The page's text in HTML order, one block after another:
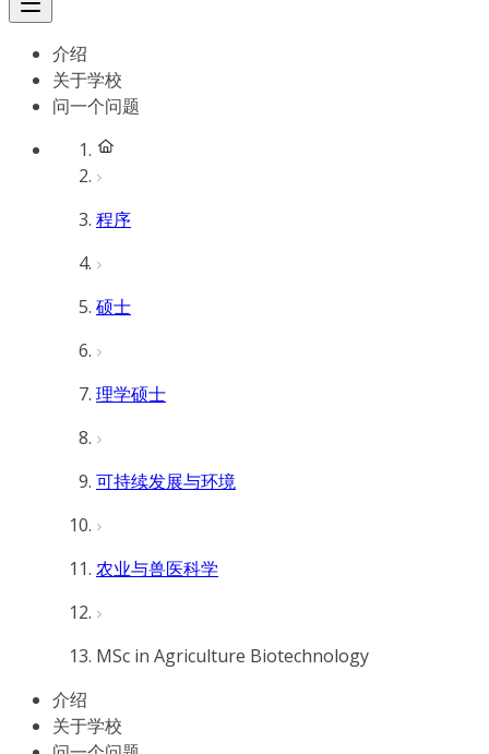
介绍
关于学校
问一个问题
程序
硕士
理学硕士
可持续发展与环境
农业与兽医科学
MSc in Agriculture Biotechnology
介绍
关于学校